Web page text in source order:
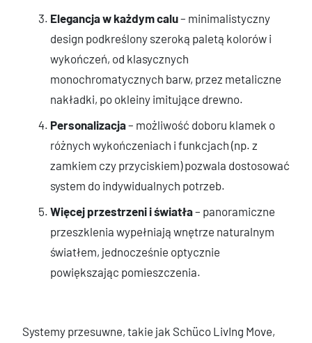
Elegancja w każdym calu– minimalistyczny
design podkreślony szeroką paletą kolorów i
wykończeń, od klasycznych
monochromatycznych barw, przez metaliczne
nakładki, po okleiny imitujące drewno.
Personalizacja– możliwość doboru klamek o
różnych wykończeniach i funkcjach (np. z
zamkiem czy przyciskiem) pozwala dostosować
system do indywidualnych potrzeb.
Więcej przestrzeni i światła– panoramiczne
przeszklenia wypełniają wnętrze naturalnym
światłem, jednocześnie optycznie
powiększając pomieszczenia.
Systemy przesuwne, takie jak Schüco LivIng Move,